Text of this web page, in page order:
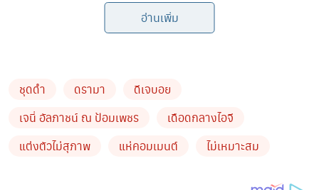
อ่านเพิ่ม
ชุดดำ ดรามา
ดีเจบอย
เจนี่ อัลภาชน์ ณ ป้อมเพชร
เดือดกลางไอจี
แต่งตัวไม่สุภาพ
แห่คอมเมนต์ ไม่เหมาะสม